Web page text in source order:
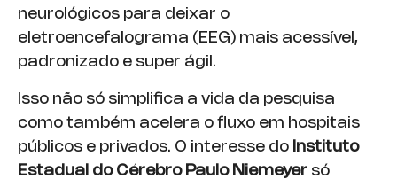
neurológicos para deixar o
eletroencefalograma (EEG) mais acessível,
padronizado e super ágil.
Isso não só simplifica a vida da pesquisa
como também acelera o fluxo em hospitais
públicos e privados. O interesse do Instituto
Estadual do Cérebro Paulo Niemeyer só